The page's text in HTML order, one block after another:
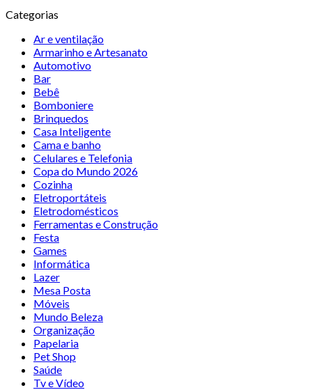
Categorias
Ar e ventilação
Armarinho e Artesanato
Automotivo
Bar
Bebê
Bomboniere
Brinquedos
Casa Inteligente
Cama e banho
Celulares e Telefonia
Copa do Mundo 2026
Cozinha
Eletroportáteis
Eletrodomésticos
Ferramentas e Construção
Festa
Games
Informática
Lazer
Mesa Posta
Móveis
Mundo Beleza
Organização
Papelaria
Pet Shop
Saúde
Tv e Vídeo